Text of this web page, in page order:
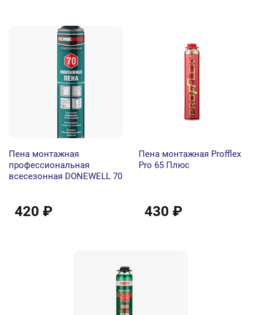
Пена монтажная
профессиональная
всесезонная DONEWELL 70
420 ₽
Пена монтажная Profflex
Pro 65 Плюс
430 ₽